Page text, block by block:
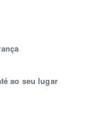
ao seu lugar